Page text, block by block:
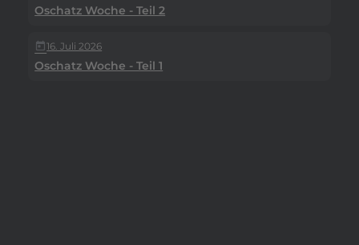
Oschatz Woche - Teil 2
today 16. Juli 2026
Oschatz Woche - Teil 1